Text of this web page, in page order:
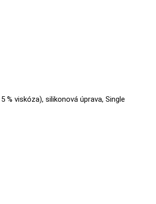
% viskóza), silikonová úprava, Single